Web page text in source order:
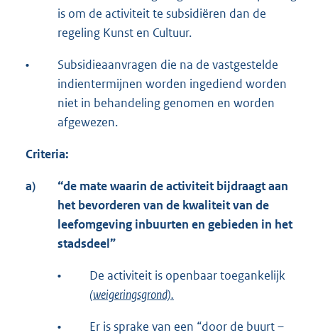
is om de activiteit te subsidiëren dan de
regeling Kunst en Cultuur.
•
Subsidieaanvragen die na de vastgestelde
indientermijnen worden ingediend worden
niet in behandeling genomen en worden
afgewezen.
Criteria:
a)
“de mate waarin de activiteit bijdraagt aan
het bevorderen van de kwaliteit van de
leefomgeving inbuurten en gebieden in het
stadsdeel”
•
De activiteit is openbaar toegankelijk
(weigeringsgrond).
•
Er is sprake van een “door de buurt –